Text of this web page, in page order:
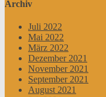
Archiv
Juli 2022
Mai 2022
März 2022
Dezember 2021
November 2021
September 2021
August 2021